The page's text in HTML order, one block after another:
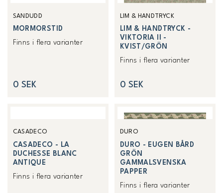
SANDUDD
MORMORSTID
Finns i flera varianter
0 SEK
LIM & HANDTRYCK
LIM & HANDTRYCK -
VIKTORIA II -
KVIST/GRÖN
Finns i flera varianter
0 SEK
CASADECO
CASADECO - LA
DUCHESSE BLANC
ANTIQUE
Finns i flera varianter
DURO
DURO - EUGEN BÅRD
GRÖN
GAMMALSVENSKA
PAPPER
Finns i flera varianter